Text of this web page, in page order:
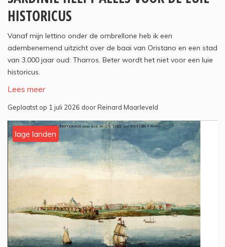
HISTORICUS
Vanaf mijn lettino onder de ombrellone heb ik een
adembenemend uitzicht over de baai van Oristano en een stad
van 3.000 jaar oud: Tharros. Beter wordt het niet voor een luie
historicus.
Lees meer
Geplaatst op 1 juli 2026 door Reinard Maarleveld
lage landen